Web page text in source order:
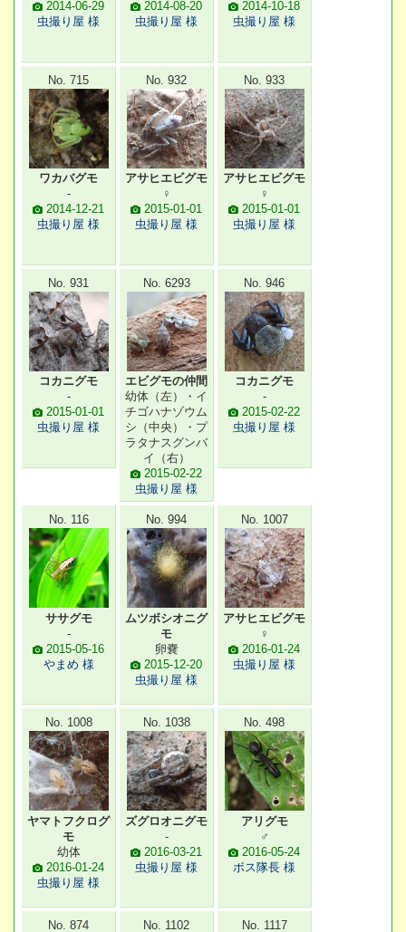
2014-06-29
虫撮り屋 様
2014-08-20
虫撮り屋 様
2014-10-18
虫撮り屋 様
No. 715
ワカバグモ
-
2014-12-21
虫撮り屋 様
No. 932
アサヒエビグモ
♀
2015-01-01
虫撮り屋 様
No. 933
アサヒエビグモ
♀
2015-01-01
虫撮り屋 様
No. 931
コカニグモ
-
2015-01-01
虫撮り屋 様
No. 6293
エビグモの仲間
幼体（左）・イ
チゴハナゾウム
シ（中央）・プ
ラタナスグンバ
イ（右）
2015-02-22
虫撮り屋 様
No. 946
コカニグモ
-
2015-02-22
虫撮り屋 様
No. 116
ササグモ
-
2015-05-16
やまめ 様
No. 994
ムツボシオニグ
モ
卵嚢
2015-12-20
虫撮り屋 様
No. 1007
アサヒエビグモ
♀
2016-01-24
虫撮り屋 様
No. 1008
ヤマトフクログ
モ
幼体
2016-01-24
虫撮り屋 様
No. 1038
ズグロオニグモ
-
2016-03-21
虫撮り屋 様
No. 498
アリグモ
♂
2016-05-24
ボス隊長 様
No. 874 No. 1102 No. 1117